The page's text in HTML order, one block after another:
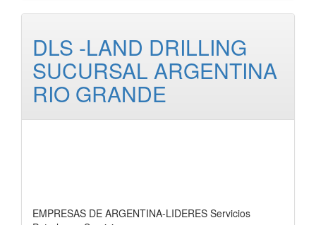
DLS -LAND DRILLING
SUCURSAL ARGENTINA
RIO GRANDE
EMPRESAS DE ARGENTINA-LIDERES Servicios